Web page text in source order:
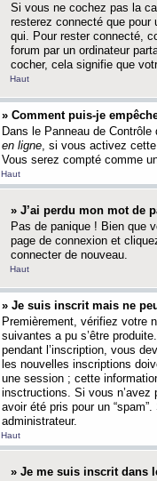
Si vous ne cochez pas la
resterez connecté que pour
qui. Pour rester connecté,
forum par un ordinateur
cocher, cela signifie que
Haut
» Comment puis-je
Dans le Panneau de
en ligne, si vous activez
Vous serez compté comme
Haut
» J’ai perdu mon mot de
Pas de panique ! Bien que
page de connexion et
connecter de nouveau.
Haut
» Je suis inscrit mais ne
Premièrement, vérifiez votre
suivantes a pu s’être
pendant l’inscription, vous
les nouvelles inscriptions
une session ; cette
insctructions. Si vous n’avez
avoir été pris pour un
administrateur.
Haut
» Je me suis inscrit dans